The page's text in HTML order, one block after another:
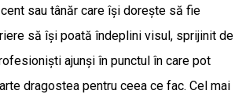
sau tânăr care își dorește să fie
să își poată îndeplini visul, sprijinit de
ajunși în punctul în care pot
dragostea pentru ceea ce fac. Cel mai